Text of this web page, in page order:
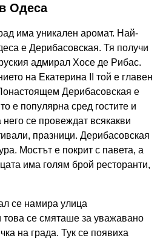
Одеса
има уникален аромат. Най-
е Дерибасовская. Тя получи
адмирал Хосе де Рибас.
на Екатерина II той е главен
Дерибасовская е
е популярна сред гостите и
се провеждат всякакви
празници. Дерибасовская
Мостът е покрит с павета, а
има голям брой ресторанти,
се намира улица
се смяташе за уважавано
на града. Тук се появиха